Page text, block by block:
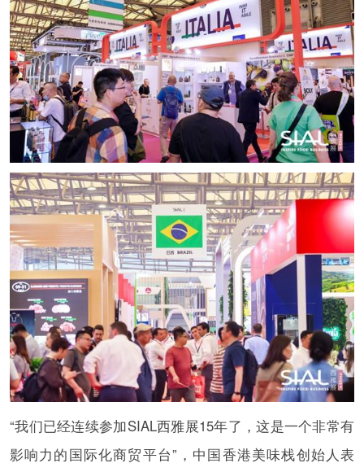
“我们已经连续参加SIAL西雅展15年了，这是一个非常有
影响力的国际化商贸平台”，中国香港美味栈创始人表